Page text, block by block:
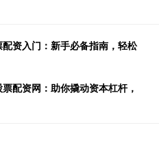
资入门：新手必备指南，轻松
配资网：助你撬动资本杠杆，